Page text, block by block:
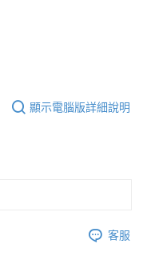
顯示電腦版詳細說明
客服